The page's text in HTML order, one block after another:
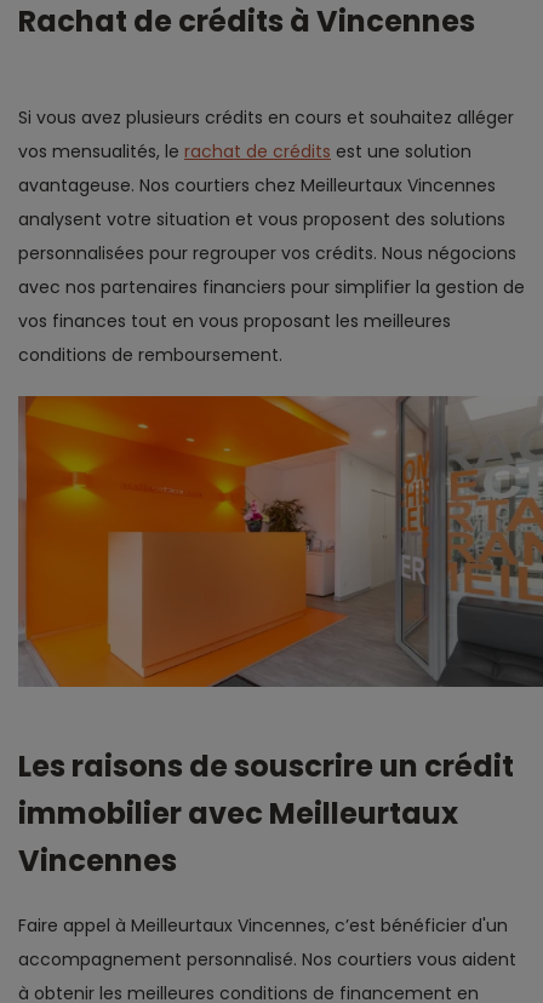
Rachat de crédits à Vincennes
Si vous avez plusieurs crédits en cours et souhaitez alléger
vos mensualités, le rachat de crédits est une solution
avantageuse. Nos courtiers chez Meilleurtaux Vincennes
analysent votre situation et vous proposent des solutions
personnalisées pour regrouper vos crédits. Nous négocions
avec nos partenaires financiers pour simplifier la gestion de
vos finances tout en vous proposant les meilleures
conditions de remboursement.
Les raisons de souscrire un crédit
immobilier avec Meilleurtaux
Vincennes
Faire appel à Meilleurtaux Vincennes, c’est bénéficier d'un
accompagnement personnalisé. Nos courtiers vous aident
à obtenir les meilleures conditions de financement en